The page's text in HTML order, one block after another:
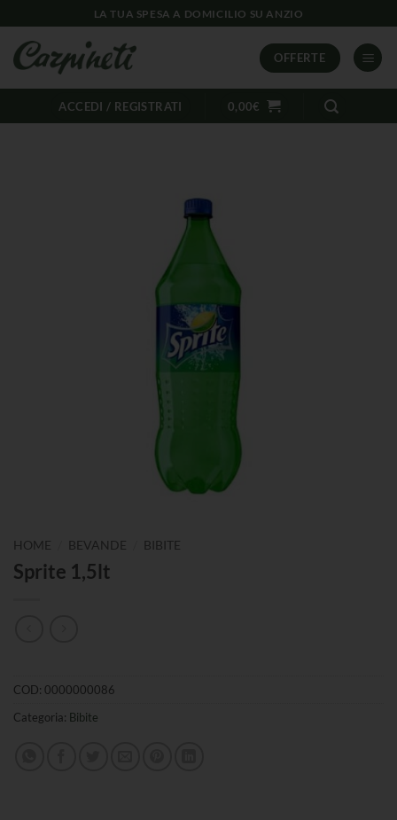
LA TUA SPESA A DOMICILIO SU ANZIO
OFFERTE
ACCEDI / REGISTRATI 0,00€
HOME BEVANDE BIBITE
Sprite 1,5lt
COD: 0000000086
Categoria: Bibite